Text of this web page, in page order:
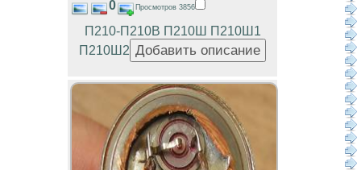
0 Просмотров 3856
П210-П210В П210Ш П210Ш1
П210Ш2